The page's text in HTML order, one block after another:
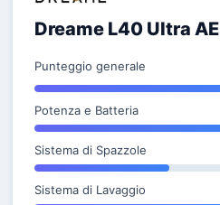
Dreame L40 Ultra AE
Punteggio generale
Potenza e Batteria
Sistema di Spazzole
Sistema di Lavaggio